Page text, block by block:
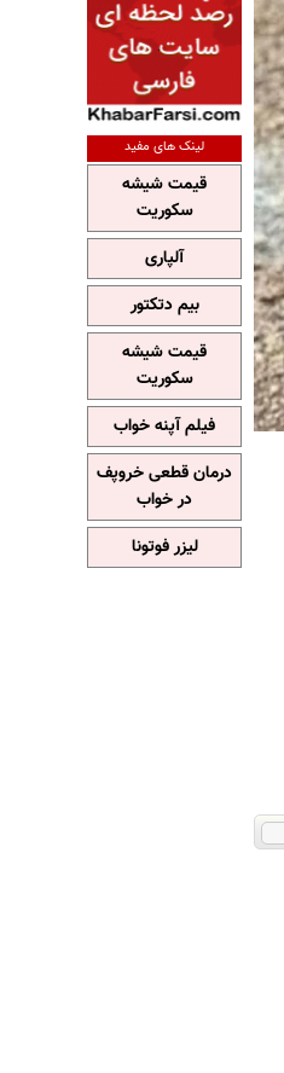
لینک های مفید
قیمت شیشه
سکوریت
آلپاری
بیم دتکتور
قیمت شیشه
سکوریت
فیلم آپنه خواب
درمان قطعی خروپف
در خواب
لیزر فوتونا